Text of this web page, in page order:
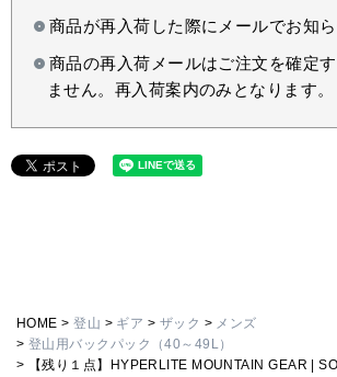
商品が再入荷した際にメールでお知ら
商品の再入荷メールはご注文を確定
ません。再入荷案内のみとなります。
HOME 登山 ギア ザック
メンズ
登山用バックパック（40～49L）
【残り１点】HYPERLITE MOUNTAIN GEAR |